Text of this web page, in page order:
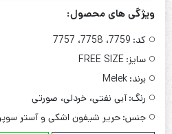
ویژگی های محصول:
کد: 7759، 7758، 7757
سایز: FREE SIZE
برند: Melek
رنگ: آبی نفتی، خردلی، صورتی
جنس: حریر شیفون اشکی و آستر